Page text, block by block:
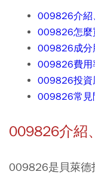
009826介紹
009826怎麼
009826成分
009826費用
009826投資
009826常見
009826介紹
009826是貝萊德